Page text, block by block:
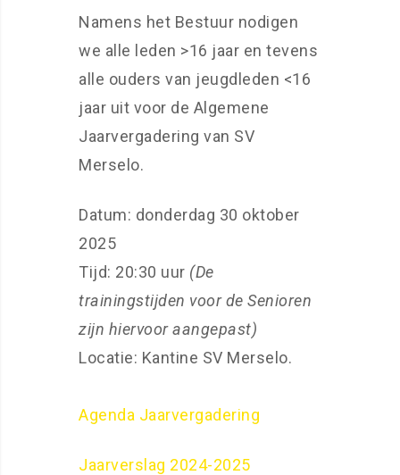
Namens het Bestuur nodigen
we alle leden >16 jaar en tevens
alle ouders van jeugdleden <16
jaar uit voor de Algemene
Jaarvergadering van SV
Merselo.
Datum: donderdag 30 oktober
2025
Tijd: 20:30 uur (De
trainingstijden voor de Senioren
zijn hiervoor aangepast)
Locatie: Kantine SV Merselo.
Agenda Jaarvergadering
Jaarverslag 2024-2025